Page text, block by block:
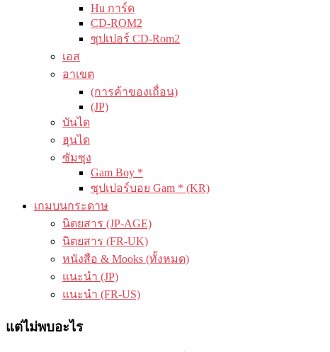
Hu การ์ด
CD-ROM2
ซุปเปอร์ CD-Rom2
เอส
อาเขต
(การค้าของเถื่อน)
(JP)
บันได
ฮุนได
ซัมซุง
Gam Boy *
ซุปเปอร์บอย Gam * (KR)
เกมบนกระดาษ
นิตยสาร (JP-AGE)
นิตยสาร (FR-UK)
หนังสือ & Mooks (ทั้งหมด)
แนะนำ (JP)
แนะนำ (FR-US)
แต่ไม่พบอะไร